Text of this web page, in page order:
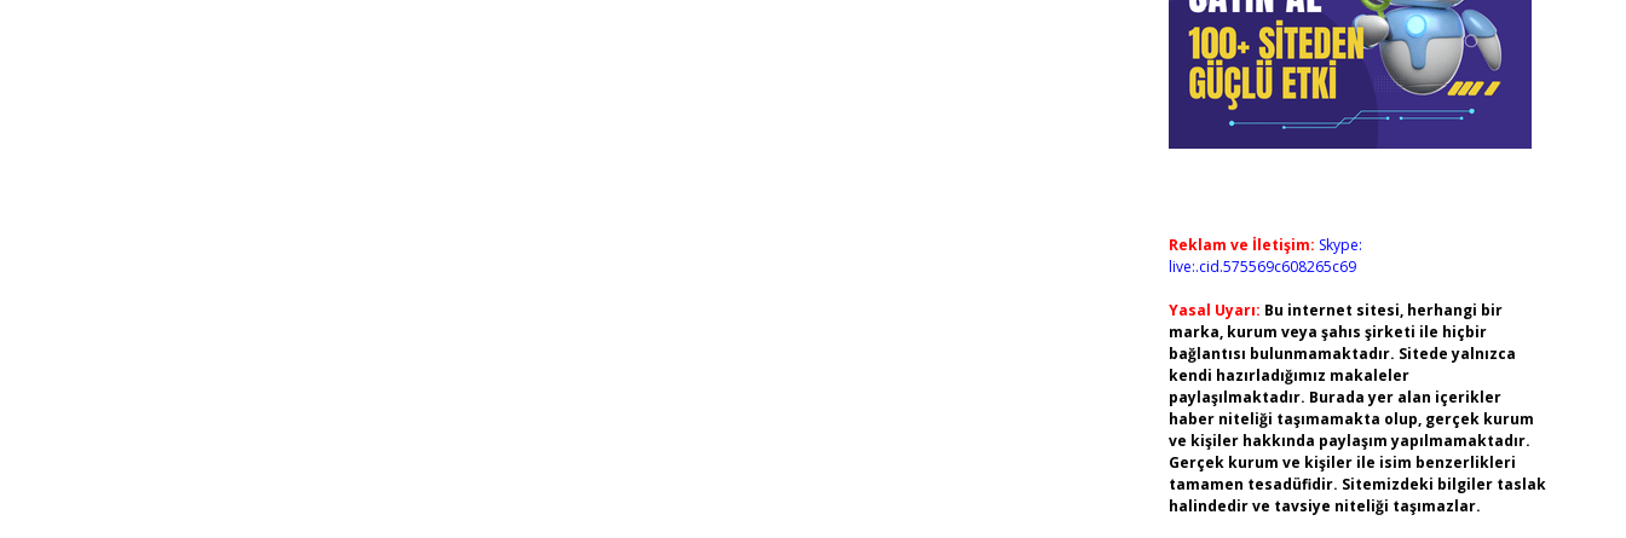
Reklam ve İletişim: Skype:
live:.cid.575569c608265c69
Yasal Uyarı: Bu internet sitesi, herhangi bir
marka, kurum veya şahıs şirketi ile hiçbir
bağlantısı bulunmamaktadır. Sitede yalnızca
kendi hazırladığımız makaleler
paylaşılmaktadır. Burada yer alan içerikler
haber niteliği taşımamakta olup, gerçek kurum
ve kişiler hakkında paylaşım yapılmamaktadır.
Gerçek kurum ve kişiler ile isim benzerlikleri
tamamen tesadüfidir. Sitemizdeki bilgiler taslak
halindedir ve tavsiye niteliği taşımazlar.